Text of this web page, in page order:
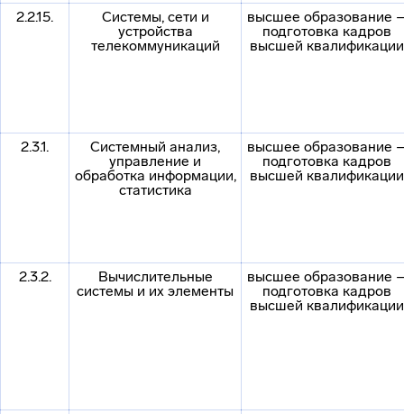
2.2.15.
Системы, сети и
устройства
телекоммуникаций
высшее образование
подготовка кадров
высшей квалификации
2.3.1.
Системный анализ,
управление и
обработка информации,
статистика
высшее образование
подготовка кадров
высшей квалификации
2.3.2.
Вычислительные
системы и их элементы
высшее образование
подготовка кадров
высшей квалификации